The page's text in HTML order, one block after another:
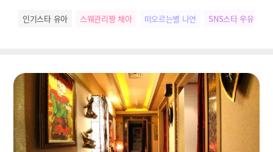
인기스타 유아 스웨관리짱 채아 떠오르는별 나연 SNS스타 우유